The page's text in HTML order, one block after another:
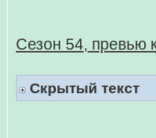
Сезон 54, превью
Скрытый текст